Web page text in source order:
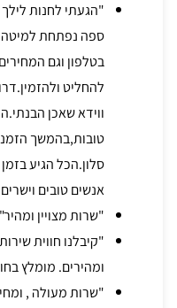
"הגעתי לחנות
ספה נפתחת למיטה
בטלפון וגם
להחליט
ווידא שאכן
טובות,בהמשך
סלון.הכל הגיע
אנשים טובים
"שרות מצויין
"קיבלנו חווית
ומהירים. מומלץ
"שרות מעולה ,